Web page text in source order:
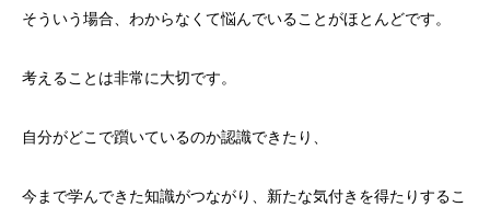
そういう場合、わからなくて悩んでいることがほとんどです。
考えることは非常に大切です。
自分がどこで躓いているのか認識できたり、
今まで学んできた知識がつながり、新たな気付きを得たりするこ